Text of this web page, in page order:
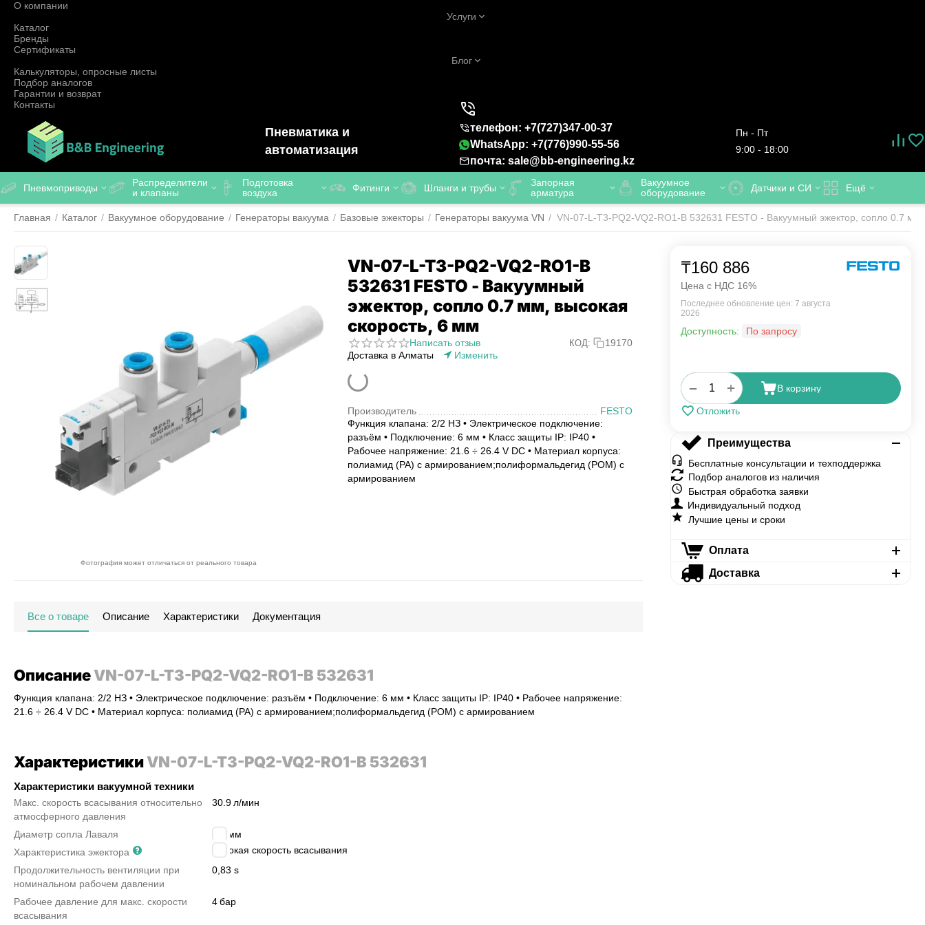
О компании
Услуги
Каталог
Бренды
Сертификаты
Блог
Калькуляторы, опросные листы
Подбор аналогов
Гарантии и возврат
Контакты
Пневматика и
автоматизация
телефон: +7(727)347-00-37
WhatsApp: +7(776)990-55-56
почта: sale@bb-engineering.kz
Пн - Пт
9:00 - 18:00
Пневмоприводы
Распределители
и клапаны
Подготовка
воздуха
Фитинги Шланги и трубы
Запорная
арматура
Вакуумное
оборудование
Датчики и СИ Ещё
Главная / Каталог / Вакуумное оборудование / Генераторы вакуума / Базовые эжекторы / Генераторы вакуума VN / VN-07-L-T3-PQ2-VQ2-RO1-B 532631 FESTO - Вакуумный эжектор, сопло 0.7
Фотография может отличаться от реального товара
VN-07-L-T3-PQ2-VQ2-RO1-B
532631 FESTO - Вакуумный
эжектор, сопло 0.7 мм, высокая
скорость, 6 мм
Написать отзыв КОД:
19170
Доставка в Алматы
Изменить
Производитель
FESTO
Функция клапана: 2/2 НЗ • Электрическое подключение:
разъём • Подключение: 6 мм • Класс защиты IP: IP40 •
Рабочее напряжение: 21.6 ÷ 26.4 V DC • Материал корпуса:
полиамид (PA) с армированием;полиформальдегид (POM) с
армированием
₸160 886
Цена с НДС 16%
Последнее обновление цен: 7 августа
2026
Доступность: По запросу
+
− В корзину
Отложить
Преимущества
Бесплатные консультации и техподдержка
Подбор аналогов из наличия
Быстрая обработка заявки
Индивидуальный подход
Лучшие цены и сроки
Оплата
Доставка
Все о товаре Описание Характеристики Документация
ОписаниеVN-07-L-T3-PQ2-VQ2-RO1-B 532631
Функция клапана: 2/2 НЗ • Электрическое подключение: разъём • Подключение: 6 мм • Класс защиты IP: IP40 • Рабочее напряжение:
21.6 ÷ 26.4 V DC • Материал корпуса: полиамид (PA) с армированием;полиформальдегид (POM) с армированием
ХарактеристикиVN-07-L-T3-PQ2-VQ2-RO1-B 532631
Характеристики вакуумной техники
Макс. скорость всасывания относительно
атмосферного давления
30.9 л/мин
Диаметр сопла Лаваля
мм
Характеристика эжектора
высокая скорость всасывания
Продолжительность вентиляции при
номинальном рабочем давлении
0,83 s
Рабочее давление для макс. скорости
всасывания
4бар